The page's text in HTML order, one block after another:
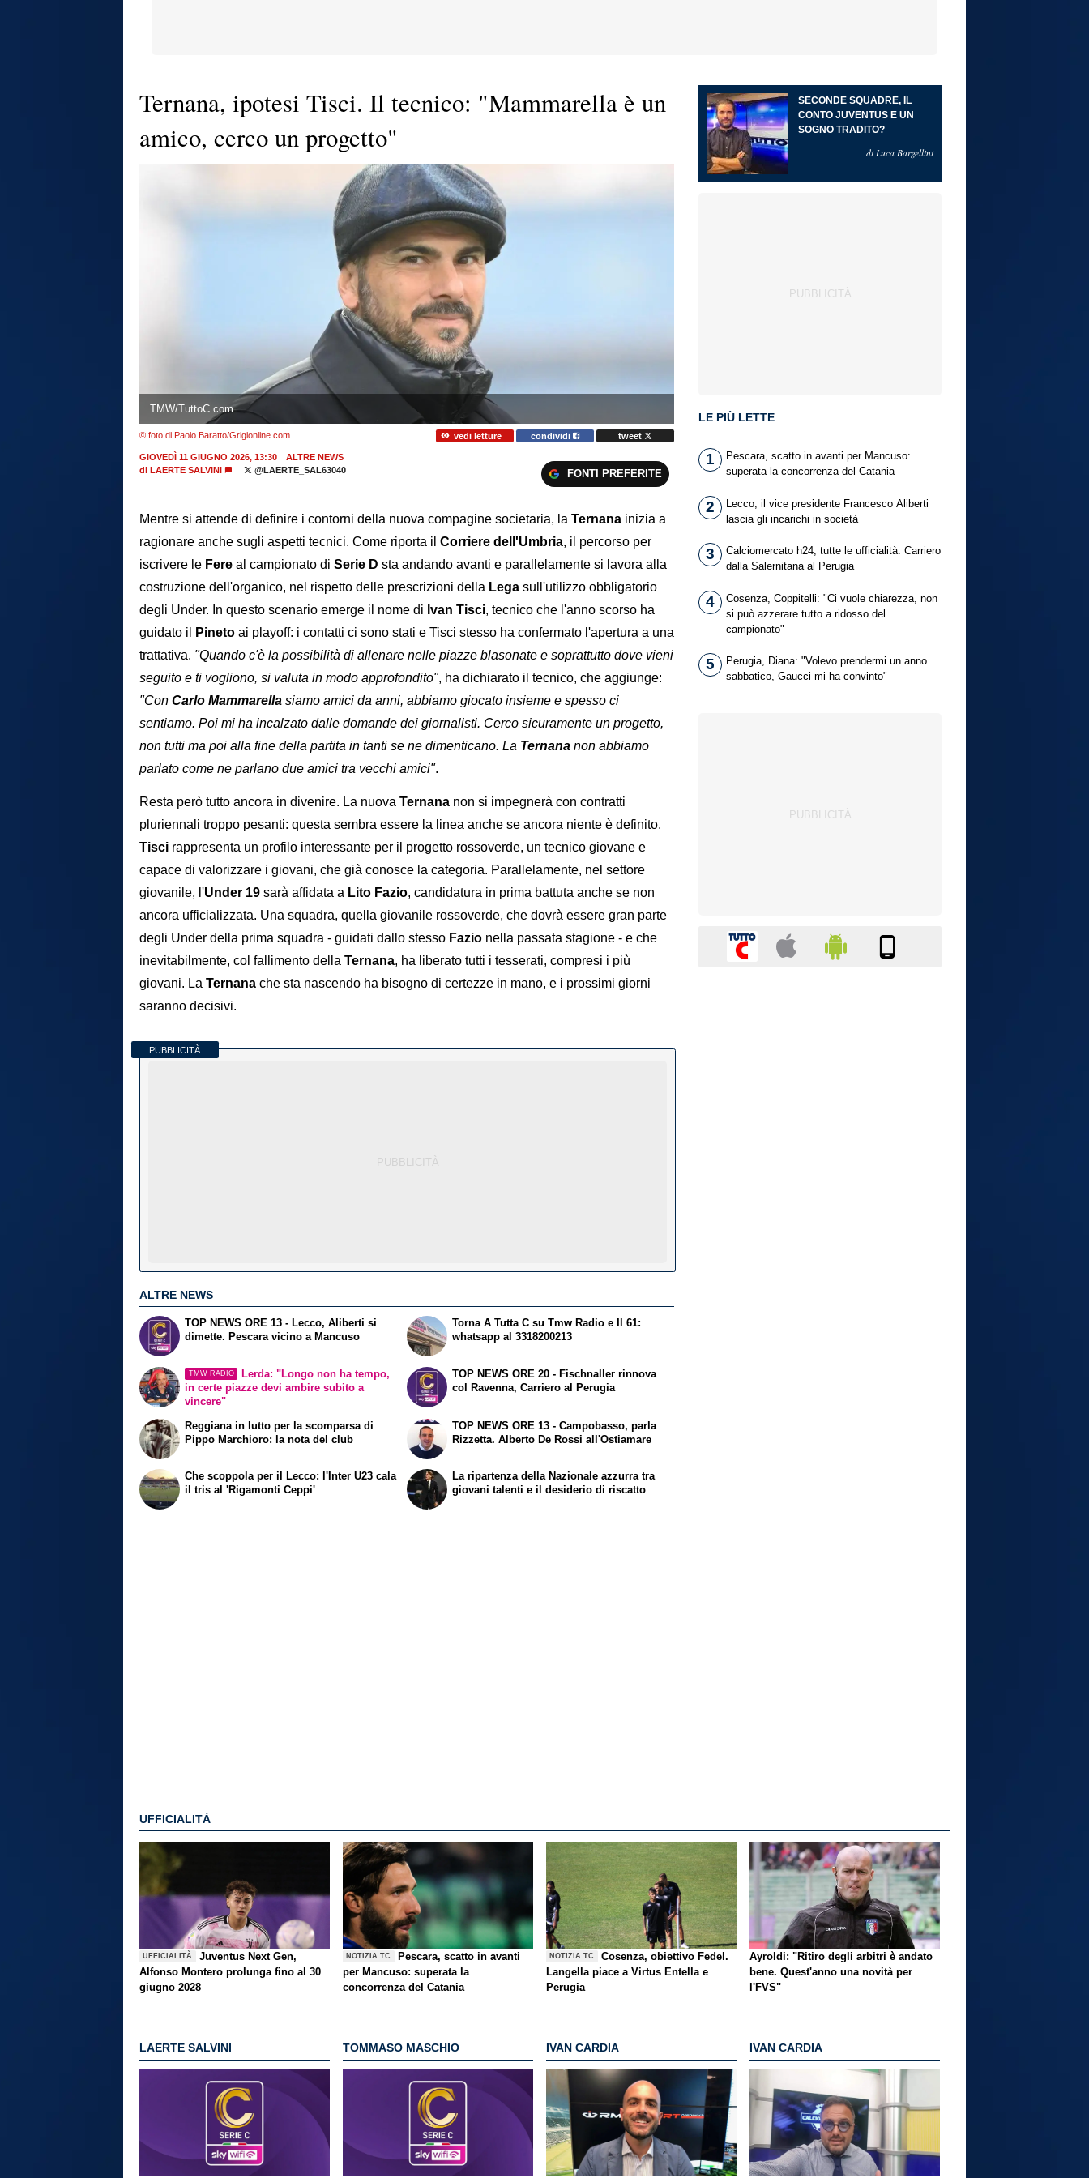
Ternana, ipotesi Tisci. Il tecnico: "Mammarella è un
amico, cerco un progetto"
TMW/TuttoC.com
© foto di Paolo Baratto/Grigionline.com vedi letture condividi tweet
GIOVEDÌ 11 GIUGNO 2026, 13:30
ALTRE NEWS
di LAERTE SALVINI @LAERTE_SAL63040 FONTI PREFERITE
Mentre si attende di definire i contorni della nuova compagine societaria, la Ternana inizia a
ragionare anche sugli aspetti tecnici. Come riporta il Corriere dell'Umbria, il percorso per
iscrivere le Fere al campionato di Serie D sta andando avanti e parallelamente si lavora alla
costruzione dell'organico, nel rispetto delle prescrizioni della Lega sull'utilizzo obbligatorio
degli Under. In questo scenario emerge il nome di Ivan Tisci, tecnico che l'anno scorso ha
guidato il
Pineto ai playoff: i contatti ci sono stati e Tisci stesso ha confermato l'apertura a una
trattativa. "Quando c'è la possibilità di allenare nelle piazze blasonate e soprattutto dove vieni
seguito e ti vogliono, si valuta in modo approfondito", ha dichiarato il tecnico, che aggiunge:
"Con Carlo Mammarella siamo amici da anni, abbiamo giocato insieme e spesso ci
sentiamo. Poi mi ha incalzato dalle domande dei giornalisti. Cerco sicuramente un progetto,
non tutti ma poi alla fine della partita in tanti se ne dimenticano. La Ternana non abbiamo
parlato come ne parlano due amici tra vecchi amici".
Resta però tutto ancora in divenire. La nuova Ternana non si impegnerà con contratti
pluriennali troppo pesanti: questa sembra essere la linea anche se ancora niente è definito.
Tisci rappresenta un profilo interessante per il progetto rossoverde, un tecnico giovane e
capace di valorizzare i giovani, che già conosce la categoria. Parallelamente, nel settore
giovanile, l'Under 19 sarà affidata a Lito Fazio, candidatura in prima battuta anche se non
ancora ufficializzata. Una squadra, quella giovanile rossoverde, che dovrà essere gran parte
degli Under della prima squadra - guidati dallo stesso Fazio nella passata stagione - e che
inevitabilmente, col fallimento della Ternana, ha liberato tutti i tesserati, compresi i più
giovani. La Ternana che sta nascendo ha bisogno di certezze in mano, e i prossimi giorni
saranno decisivi.
PUBBLICITÀ
ALTRE NEWS
TOP NEWS ORE 13 - Lecco, Aliberti si
dimette. Pescara vicino a Mancuso
TMW RADIO
Lerda: "Longo non ha tempo,
in certe piazze devi ambire subito a
vincere"
Torna A Tutta C su Tmw Radio e Il 61:
whatsapp al 3318200213
TOP NEWS ORE 20 - Fischnaller rinnova
col Ravenna, Carriero al Perugia
Reggiana in lutto per la scomparsa di
Pippo Marchioro: la nota del club
Che scoppola per il Lecco: l'Inter U23 cala
il tris al 'Rigamonti Ceppi'
TOP NEWS ORE 13 - Campobasso, parla
Rizzetta. Alberto De Rossi all'Ostiamare
La ripartenza della Nazionale azzurra tra
giovani talenti e il desiderio di riscatto
SECONDE SQUADRE, IL
CONTO JUVENTUS E UN
SOGNO TRADITO?
di Luca Bargellini
LE PIÙ LETTE
1
Pescara, scatto in avanti per Mancuso:
superata la concorrenza del Catania
2
Lecco, il vice presidente Francesco Aliberti
lascia gli incarichi in società
3
Calciomercato h24, tutte le ufficialità: Carriero
dalla Salernitana al Perugia
4
Cosenza, Coppitelli: "Ci vuole chiarezza, non
si può azzerare tutto a ridosso del
campionato"
5
Perugia, Diana: "Volevo prendermi un anno
sabbatico, Gaucci mi ha convinto"
UFFICIALITÀ
UFFICIALITÀ
Juventus Next Gen,
Alfonso Montero prolunga fino al 30
giugno 2028
NOTIZIA TC
Pescara, scatto in avanti
per Mancuso: superata la
concorrenza del Catania
NOTIZIA TC
Cosenza, obiettivo Fedel.
Langella piace a Virtus Entella e
Perugia
Ayroldi: "Ritiro degli arbitri è andato
bene. Quest'anno una novità per
l'FVS"
LAERTE SALVINI TOMMASO MASCHIO IVAN CARDIA IVAN CARDIA